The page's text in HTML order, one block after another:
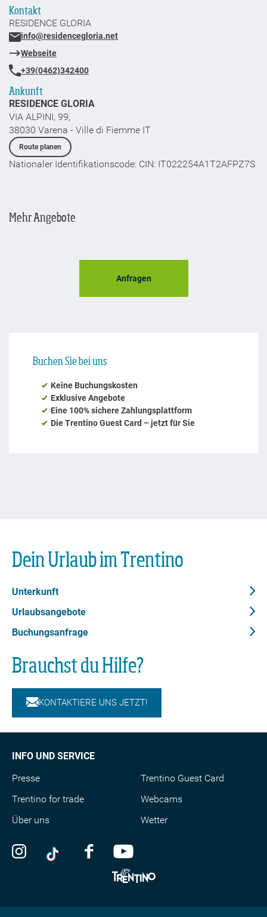
Dein Urlaub im Trentino
Unterkunft
Urlaubsangebote
Buchungsanfrage
Brauchst du Hilfe?
KONTAKTIERE UNS JETZT!
INFO UND SERVICE
Presse
Trentino for trade
Über uns
Trentino Guest Card
Webcams
Wetter